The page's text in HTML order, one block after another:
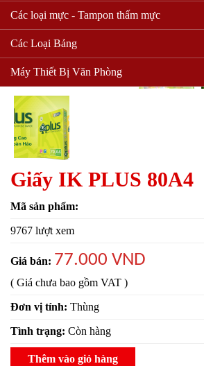
Các loại mực - Tampon thấm mực
Các Loại Bảng
Máy Thiết Bị Văn Phòng
Giấy IK PLUS 80A4
Mã sản phẩm:
9767 lượt xem
Giá bán: 77.000 VND
( Giá chưa bao gồm VAT )
Đơn vị tính: Thùng
Tình trạng: Còn hàng
Thêm vào giỏ hàng